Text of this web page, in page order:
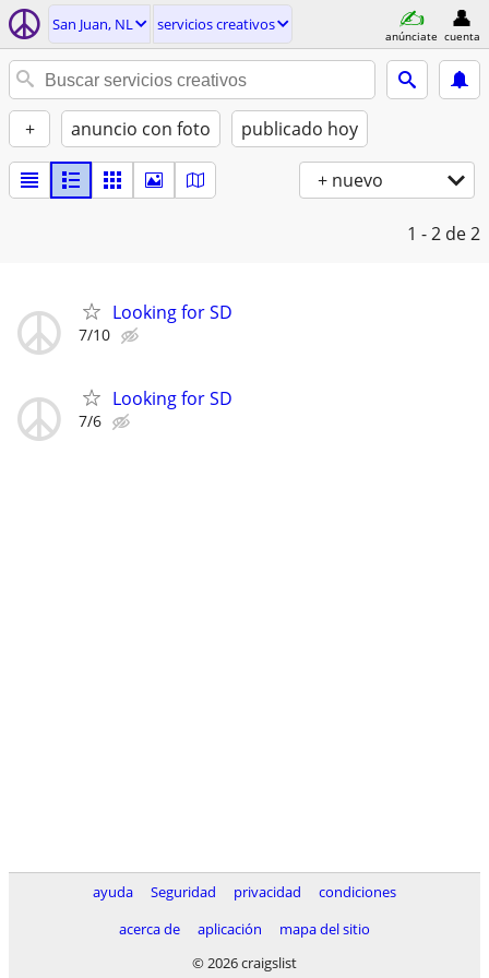
San Juan, NL servicios creativos
anúnciate cuenta
+ anuncio con foto publicado hoy
+ nuevo
1 - 2 de 2
Looking for SD
7/10
Looking for SD
7/6
ayuda Seguridad privacidad
condiciones
acerca de
aplicación
mapa del sitio
© 2026 craigslist